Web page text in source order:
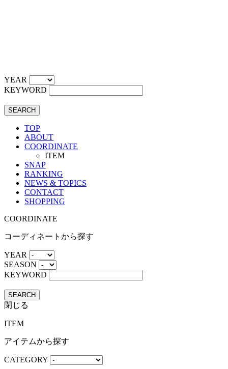
YEAR
KEYWORD
SEARCH
TOP
ABOUT
COORDINATE
ITEM
SNAP
RANKING
NEWS & TOPICS
CONTACT
SHOPPING
COORDINATE
コーディネートから探す
YEAR
SEASON
KEYWORD
SEARCH
閉じる
ITEM
アイテムから探す
CATEGORY